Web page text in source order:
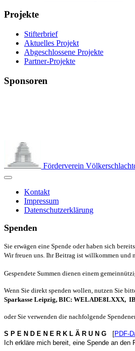
Projekte
Stifterbrief
Aktuelles Projekt
Abgeschlossene Projekte
Partner-Projekte
Sponsoren
Förderverein
Kontakt
Impressum
Datenschutzerklärung
Spenden
Sie erwägen eine Spende oder haben sich
Wir freuen uns. Ihr Beitrag ist willkommen und
Gespendete Summen dienen einem
Wenn Sie direkt spenden wollen, nutzen Sie
Sparkasse Leipzig, BIC: WELADE8LXXX,
oder Sie verwenden die nachfolgende
S P E N D E N E R K L Ä R U N G [PDF-
Ich erkläre mich bereit, eine Spende an den